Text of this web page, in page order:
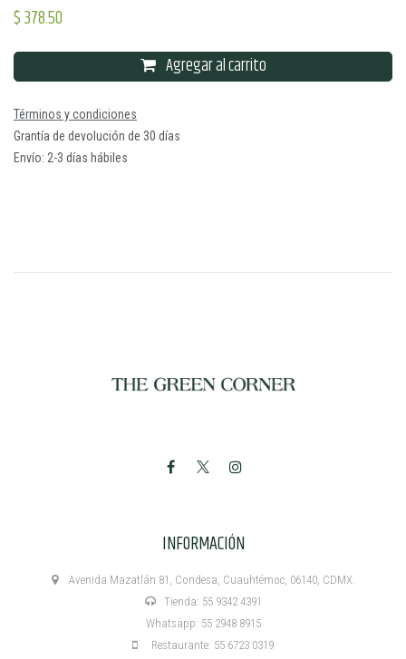
$378.50
Agregar al carrito
Términos y condiciones
Grantía de devolución de 30 días
Envío: 2-3 días hábiles
INFORMACIÓN
Avenida Mazatlán 81, Condesa, Cuauhtémoc, 06140, CDMX.
Tienda: 55 9342 4391
Whatsapp: 55 2948 8915
Restaurante: 55 6723 0319